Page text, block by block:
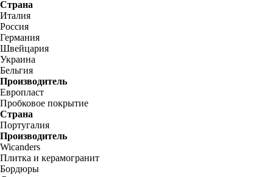
Страна
Италия
Россия
Германия
Швейцария
Украина
Бельгия
Производитель
Европласт
Пробковое покрытие
Страна
Португалия
Производитель
Wicanders
Плитка и керамогранит
Бордюры